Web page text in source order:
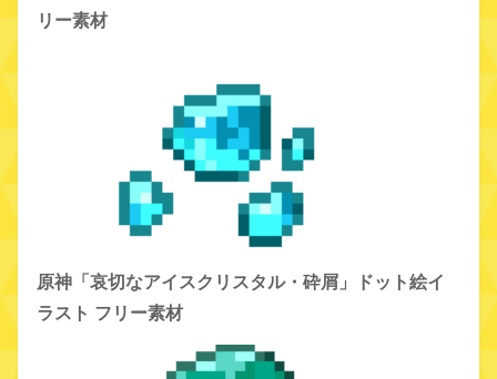
リー素材
原神「哀切なアイスクリスタル・砕屑」ドット絵イ
ラスト フリー素材